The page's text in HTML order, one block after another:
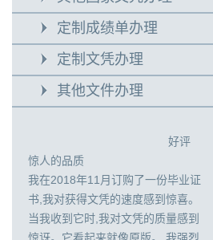
定制成绩单办理
定制文凭办理
其他文件办理
好评
惊人的品质
我在2018年11月订购了一份毕业证
书,我对获得文凭的速度感到惊喜。
当我收到它时,我对文凭的质量感到